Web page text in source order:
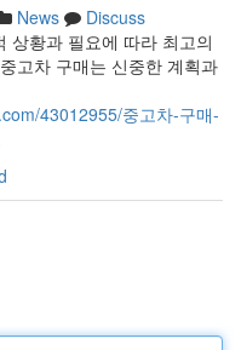
News
Discuss
상황과 필요에 따라 최고의
고차 구매는 신중한 계획과
43012955/중고차-구매-